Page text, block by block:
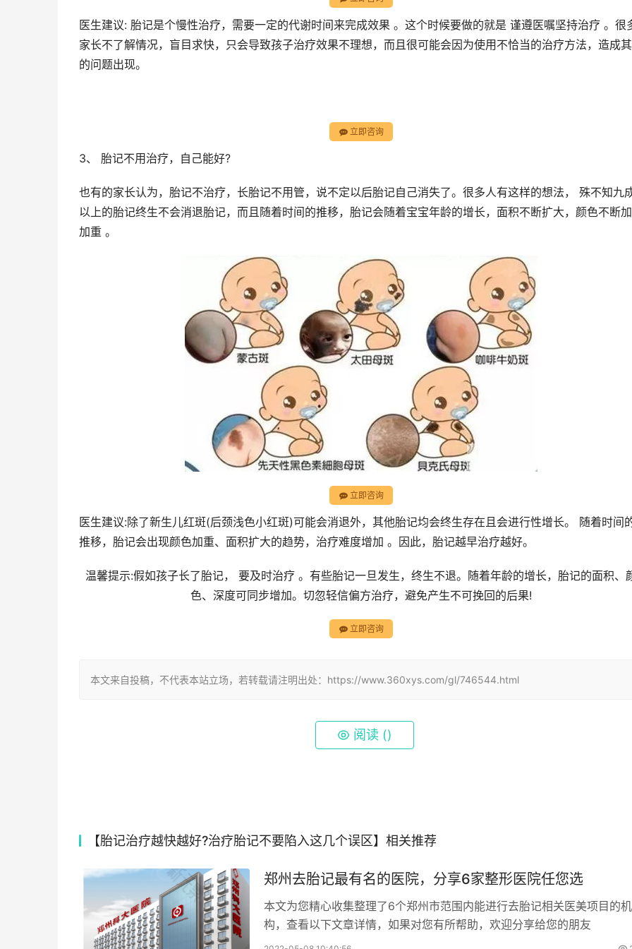
医生建议: 胎记是个慢性治疗，需要一定的代谢时间来完成效果 。这个时候要做的就是 谨遵医嘱坚持治疗 。很
家长不了解情况，盲目求快，只会导致孩子治疗效果不理想，而且很可能会因为使用不恰当的治疗方法，造成
的问题出现。
立即咨询
3、 胎记不用治疗，自己能好?
也有的家长认为，胎记不治疗，长胎记不用管，说不定以后胎记自己消失了。很多人有这样的想法， 殊不知九
以上的胎记终生不会消退胎记，而且随着时间的推移，胎记会随着宝宝年龄的增长，面积不断扩大，颜色不断
加重 。
立即咨询
医生建议:除了新生儿红斑(后颈浅色小红斑)可能会消退外，其他胎记均会终生存在且会进行性增长。 随着时间
推移，胎记会出现颜色加重、面积扩大的趋势，治疗难度增加 。因此，胎记越早治疗越好。
温馨提示:假如孩子长了胎记， 要及时治疗 。有些胎记一旦发生，终生不退。随着年龄的增长，胎记的面积、
色、深度可同步增加。切忽轻信偏方治疗，避免产生不可挽回的后果!
立即咨询
本文来自投稿，不代表本站立场，若转载请注明出处：https://www.360xys.com/gl/746544.html
阅读 ()
【胎记治疗越快越好?治疗胎记不要陷入这几个误区】相关推荐
郑州去胎记最有名的医院，分享6家整形医院任您选
本文为您精心收集整理了6个郑州市范围内能进行去胎记相关医美项目的机
构，查看以下文章详情，如果对您有所帮助，欢迎分享给您的朋友